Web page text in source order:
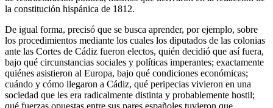
la constitución hispánica de 1812.
De igual forma, precisó que se busca aprender, por ejemplo, sobre
los procedimientos mediante los cuales los diputados de las colonias
ante las Cortes de Cádiz fueron electos, quién decidió que así fuera,
bajo qué circunstancias sociales y políticas imperantes; exactamente
quiénes asistieron al Europa, bajo qué condiciones económicas;
cuándo y cómo llegaron a Cádiz, qué peripecias vivieron en una
sociedad que les era radicalmente distinta y probablemente hostil;
qué fuerzas opuestas entre sus pares españoles tuvieron que